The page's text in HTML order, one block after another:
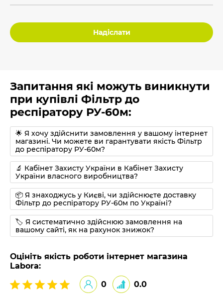
Надіслати
Запитання які можуть виникнути
при купівлі Фільтр до
респіратору РУ-60м:
🌟 Я хочу здійснити замовлення у вашому інтернет
магазині. Чи можете ви гарантувати якість Фільтр
до респіратору РУ-60м?
🔬 Кабінет Захисту України в Кабінет Захисту
України власного виробництва?
📦 Я знаходжусь у Києві, чи здійснюєте доставку
Фільтр до респіратору РУ-60м по Україні?
🏷 Я систематично здійснюю замовлення на
вашому сайті, як на рахунок знижок?
Оцініть якість роботи інтернет магазина
Labora:
0
0.0